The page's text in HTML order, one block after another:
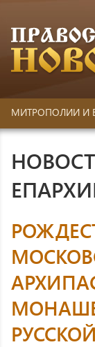
МИТРОПОЛИИ И